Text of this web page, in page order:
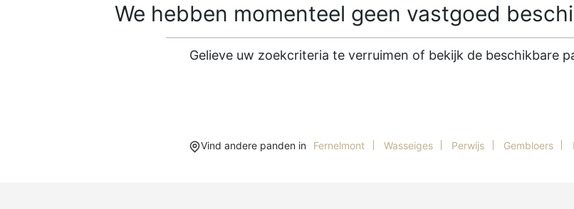
We hebben momenteel geen vastgoed
Gelieve uw zoekcriteria te verruimen of bekijk de beschikbare
Vind andere panden in Fernelmont Wasseiges Perwijs Gembloers